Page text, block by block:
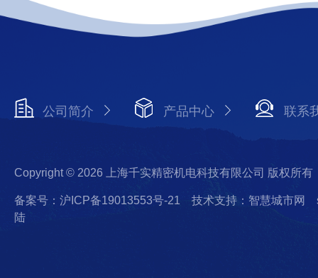
公司简介 产品中心 联系
Copyright © 2026 上海千实精密机电科技有限公司 版权所有
备案号：沪ICP备19013553号-21 技术支持：智慧城市网
陆